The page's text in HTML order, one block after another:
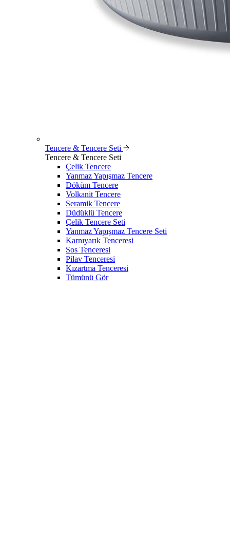
Tencere & Tencere Seti
Tencere & Tencere Seti
Çelik Tencere
Yanmaz Yapışmaz Tencere
Döküm Tencere
Volkanit Tencere
Seramik Tencere
Düdüklü Tencere
Çelik Tencere Seti
Yanmaz Yapışmaz Tencere Seti
Karnıyarık Tenceresi
Sos Tenceresi
Pilav Tenceresi
Kızartma Tenceresi
Tümünü Gör